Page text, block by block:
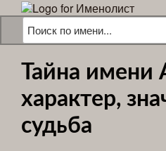
Тайна
характер,
судьба